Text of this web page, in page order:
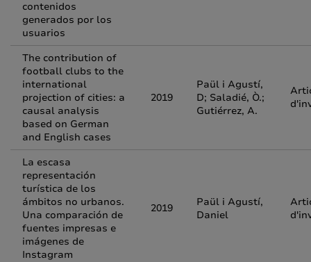
contenidos
generados por los
usuarios
The contribution of
football clubs to the
international
projection of cities: a
causal analysis
based on German
and English cases
2019
Paül i Agustí,
D; Saladié, Ò.;
Gutiérrez, A.
La escasa
representación
turística de los
ámbitos no urbanos.
Una comparación de
fuentes impresas e
imágenes de
Instagram
2019
Paül i Agustí,
Daniel